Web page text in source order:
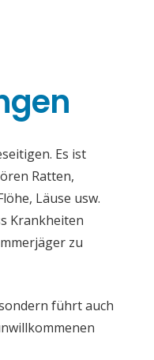
Es ist
Ratten,
Läuse usw.
Krankheiten
zu
führt auch